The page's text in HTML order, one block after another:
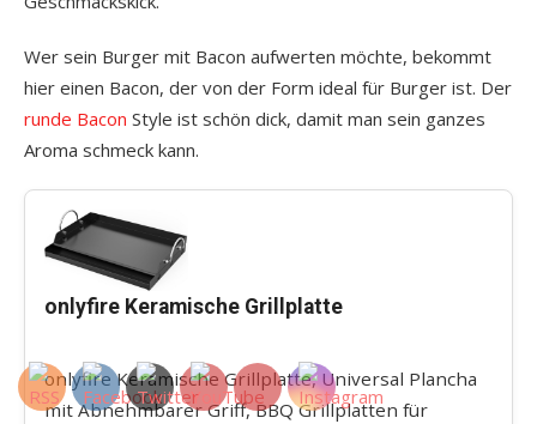
Wer sein Burger mit Bacon aufwerten möchte, bekommt
hier einen Bacon, der von der Form ideal für Burger ist. Der
runde Bacon Style ist schön dick, damit man sein ganzes
Aroma schmeck kann.
onlyfire Keramische Grillplatte
onlyfire Keramische Grillplatte, Universal Plancha
mit Abnehmbarer Griff, BBQ Grillplatten für